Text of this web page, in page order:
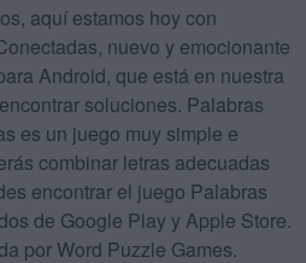
aquí estamos hoy con
nuevo y emocionante
Android, que está en nuestra
soluciones. Palabras
es un juego muy simple e
combinar letras adecuadas
encontrar el juego Palabras
de Google Play y Apple Store.
por Word Puzzle Games.